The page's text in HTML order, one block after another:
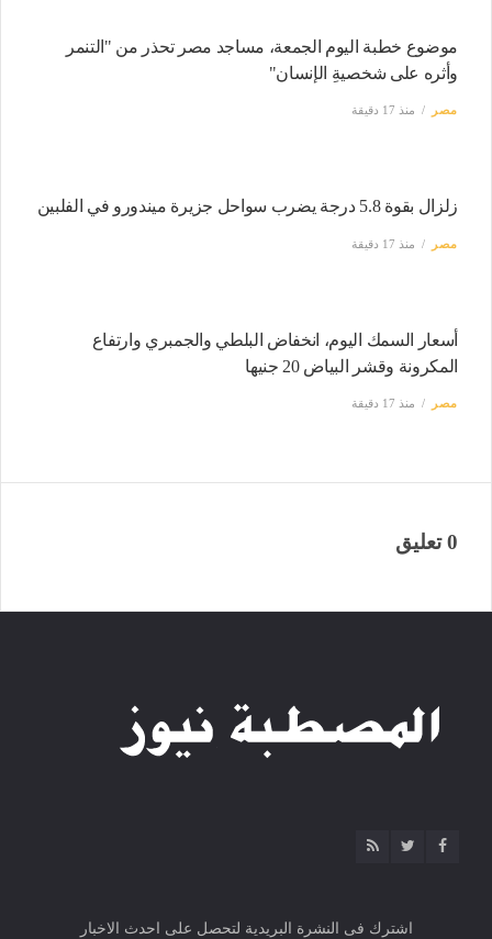
موضوع خطبة اليوم الجمعة، مساجد مصر تحذر من "التنمر
وأثره على شخصيةِ الإنسان"
مصر منذ 17 دقيقة
زلزال بقوة 5.8 درجة يضرب سواحل جزيرة ميندورو في الفلبين
مصر منذ 17 دقيقة
أسعار السمك اليوم، انخفاض البلطي والجمبري وارتفاع
المكرونة وقشر البياض 20 جنيها
مصر منذ 17 دقيقة
0 تعليق
اشترك فى النشرة البريدية لتحصل على احدث الاخبار